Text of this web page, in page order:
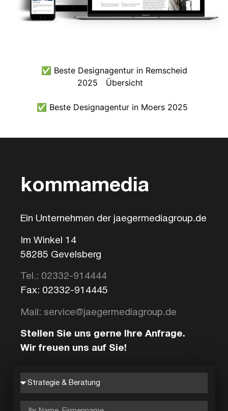
✅ Beste Designagentur in Remscheid
2025
Übersicht
✅ Beste Designagentur in Moers 2025
kommamedia
Ein Unternehmen der jaegermediagroup.de
Im Winkel 14
58285 Gevelsberg
Tel.: 02332-914444
Fax: 02332-914445
Mail: service@jaegermediagroup.de
Stellen Sie uns gerne Ihre Anfrage.
Wir freuen uns auf Sie!